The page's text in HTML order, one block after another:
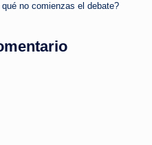
no comienzas el debate?